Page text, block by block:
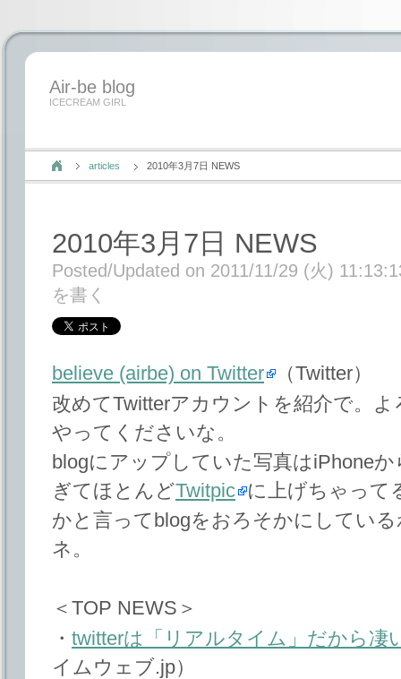
Air-be blog
ICECREAM GIRL
articles 2010年3月7日 NEWS
2010年3月7日 NEWS
Posted/Updated on 2011/11/29 (火)
を書く
believe (airbe) on Twitter
（Twitter）
改めてTwitterアカウントを紹介で。
やってくださいな。
blogにアップしていた写真はiPhone
ぎてほとんどTwitpic に上げちゃって
かと言ってblogをおろそかにしてい
ネ。
＜TOP NEWS＞
・ twitterは「リアルタイム」だから凄
イムウェブ.jp）